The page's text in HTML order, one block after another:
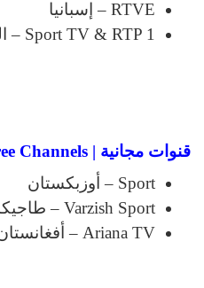
RTVE – إسبانيا
Sport TV & RTP 1 – البرتغال
قنوات مجانية | Free Channels
Sport – أوزبكستان
Varzish Sport – طاجيكستان
Ariana TV – أفغانستان